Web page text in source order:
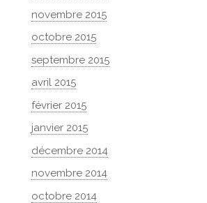
novembre 2015
octobre 2015
septembre 2015
avril 2015
février 2015
janvier 2015
décembre 2014
novembre 2014
octobre 2014